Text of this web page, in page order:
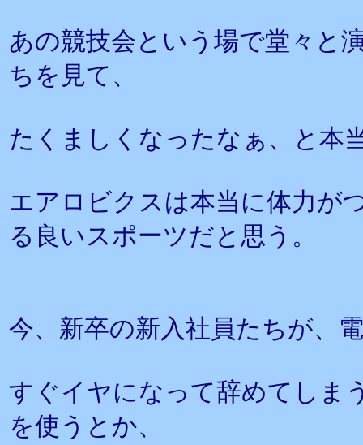
あの競技会という場で堂々と
ちを見て、
たくましくなったなぁ、と本
エアロビクスは本当に体力が
る良いスポーツだと思う。
今、新卒の新入社員たちが、
すぐイヤになって辞めてしま
を使うとか、